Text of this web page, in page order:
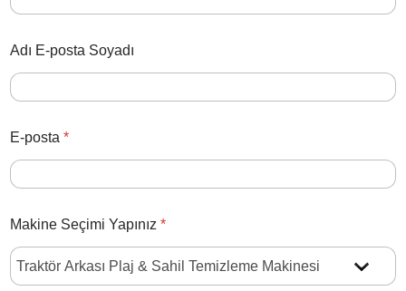
Adı E-posta Soyadı
E-posta *
Makine Seçimi Yapınız *